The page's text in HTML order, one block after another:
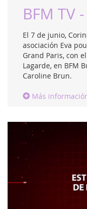
BFM TV
El 7 de junio,
asociación Eva
Grand Paris, con
Lagarde, en BFM
Caroline Brun.
Más